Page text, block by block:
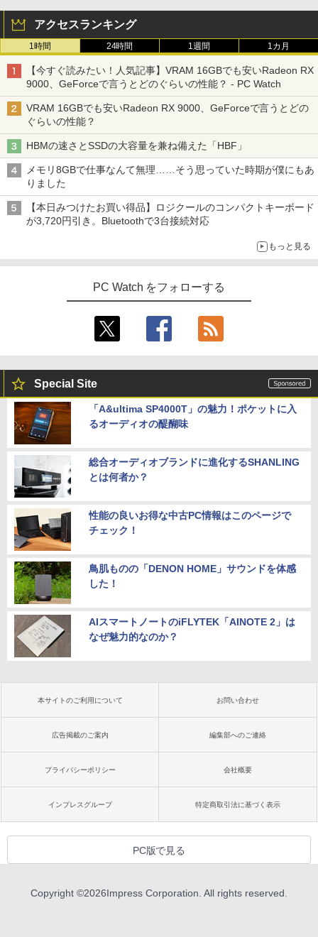
￥594
HUNTER×HUNTER モノクロ版 39 (ジャンプ
コミックスDIGITAL)
￥572
スーパーの裏でヤニ吸うふたり 9巻 (デジタル
版ビッグガンガンコミックス)
Core i3 Core i5 メモリ4GB/16GB SSD1
28GB～1TB Webカメラ DVD 無線LAN
店長おまかせPC 初期設定済 送料無料
【中古】
￥9,999
付き｜最新OS対応 第8世代｜最大180日
保証｜Core i3 第8世代｜中古ノートパソ
コン Windows11 office付き｜中古ノー
トパソコン 15.6 テンキー付き｜ノートパ
ソコンWindows11 第8世代
￥19,800
ラソン★8/4～8/11★中古パソコン ノー
トPC NEC VersaPro VX-4 PC-VKT16XZ
古SSD 2.5インチ128GB / 256GB / 512G
B Windows11 Pro 64bit【送料無料】
5
【1500円OFFクーポン】【テンキー&Wi
oft Office付き Windows11 Lenovo Thi
nkpad L580 中古ノートパソコン PC パ
ソコン 中古ノートPC 中古PC SSD1TB
￥21,800
料】※沖縄・離島を除く
￥32,980
【正規永久版Office付き】ミニpc 【Intel
N5095 LPDDR4X 16GB 256GB SSD】m
ini pc Windows11 Pro 超軽量 4コア/4ス
242 SATA WIFI6 Bluetooth5.2 4K HDMI
2画面出力 デスクトップPC みにpc 省エ
ネ オフィス高速起動 省電力 静音設計
【★最大100%ポイント】【Win11正式対
応】Dell OptiPlex 3070 SFF/第9世代 Co
2画面出力/Windows11/Windows10/Offi
ce/中古 デスクトップ デスクトップPC
￥37,800
NEC Mate ML-D 単体 Windows11 64bit
HDMI Core i5 12400 メモリー16GB 高
速SSD256GB+HDD500GB DVDマルチ
デスクトップパソコン【中古】【30日保
証】20007027
ト | スピーカー内蔵 | 3系統入力(VGA・D
VI-D・HDMI) | VGAケーブル・電源ケー
ブル付属【30日保証】
3
【ポイント最大28倍】 lenovo モニター
×1080 IPS 4ms 250nit リフレッシュレー
ト 100Hz HDMI VGA D-Sub チルト VES
A規格 67D5KAC6JP レノボ ディスプレ
イ 液晶モニター 【展示品特価】
￥8,980
【お買い物マラソ開催中！P最大31.5%還
パネル PU保護カバー付き 非光沢 1200:1
高コントラスト 超軽量 640g スピーカー
スマホ対応 MFP156T1F
5
【楽天1位!1,600円OFFクーポン 8/4 20:
00-8/11 01:59】Xiaomi Monitor A24i 20
26 ディスプレイ 1080P 23.8インチ 144
画面 TÜV認証 目にやさしい 調整可能な
スタンド VESA
オレンジページ 2026 10/17号増刊＜グレ
ー＞ [雑誌]
￥1,689
ハヤブサ消防団 森へつづく道 [ 池井戸 潤
]
角川まんが学習シリーズ 日本の歴史
全16巻+別巻5冊定番セット [ 山本 博文
￥23,760
アクセスランキング
1時間 24時間 1週間 1カ月
【今すぐ読みたい！人気記事】VRAM 16GBでも安いRadeon RX
9000、GeForceで言うとどのぐらいの性能？ - PC Watch
VRAM 16GBでも安いRadeon RX 9000、GeForceで言うとどの
ぐらいの性能？
HBMの速さとSSDの大容量を兼ね備えた「HBF」
メモリ8GBで仕事なんて無理……そう思っていた時期が僕にもあ
りました
【本日みつけたお買い得品】ロジクールのコンパクトキーボード
が3,720円引き。Bluetoothで3台接続対応
もっと見る
PC Watch をフォローする
Special Site
「A&ultima SP4000T」の魅力！ポケットに入
るオーディオの醍醐味
総合オーディオブランドに進化するSHANLING
とは何者か？
性能の良いお得な中古PC情報はこのページで
チェック！
鳥肌ものの「DENON HOME」サウンドを体感
した！
AIスマートノートのiFLYTEK「AINOTE 2」は
なぜ魅力的なのか？
本サイトのご利用について お問い合わせ
広告掲載のご案内 編集部へのご連絡
プライバシーポリシー 会社概要
インプレスグループ 特定商取引法に基づく表示
PC版で見る
Copyright ©2026Impress Corporation. All rights reserved.